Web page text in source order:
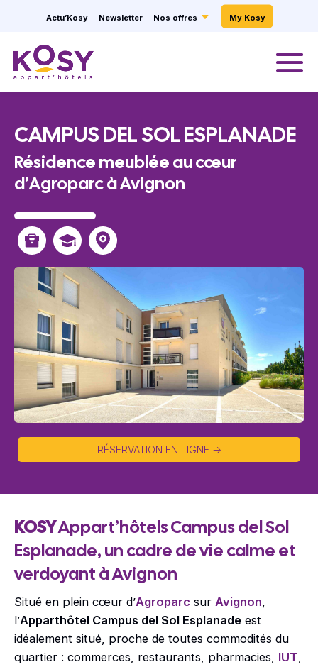
Actu’Kosy Newsletter Nos offres My Kosy
CAMPUS DEL SOL ESPLANADE
Résidence meublée au cœur
d’Agroparc à Avignon
RÉSERVATION EN LIGNE ->
KOSYAppart’hôtels Campus del Sol
Esplanade, un cadre de vie calme et
verdoyant à Avignon
Situé en plein cœur d’Agroparc sur Avignon,
l’Apparthôtel Campus del Sol Esplanade est
idéalement situé, proche de toutes commodités du
quartier : commerces, restaurants, pharmacies, IUT,